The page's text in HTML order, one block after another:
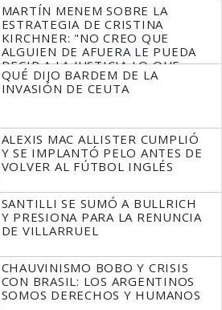
MARTÍN MENEM SOBRE LA
ESTRATEGIA DE CRISTINA
KIRCHNER: "NO CREO QUE
ALGUIEN DE AFUERA LE PUEDA
DECIR A LA JUSTICIA LO QUE
TIENE QUE HACER"
QUÉ DIJO BARDEM DE LA
INVASIÓN DE CEUTA
ALEXIS MAC ALLISTER CUMPLIÓ
Y SE IMPLANTÓ PELO ANTES DE
VOLVER AL FÚTBOL INGLÉS
SANTILLI SE SUMÓ A BULLRICH
Y PRESIONA PARA LA RENUNCIA
DE VILLARRUEL
CHAUVINISMO BOBO Y CRISIS
CON BRASIL: LOS ARGENTINOS
SOMOS DERECHOS Y HUMANOS